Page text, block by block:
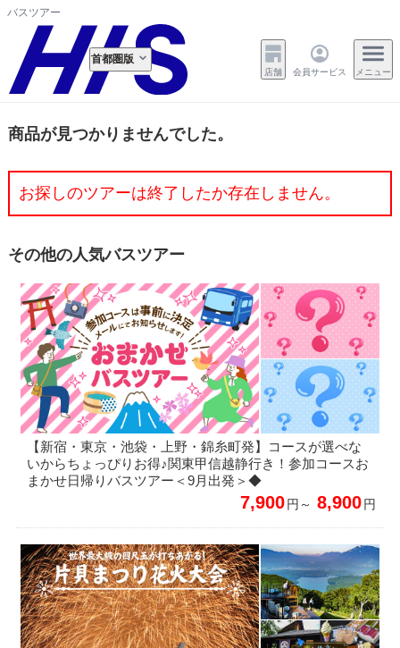
バスツアー
首都圏版
店舗 会員サービス メニュー
商品が見つかりませんでした。
お探しのツアーは終了したか存在しません。
その他の人気バスツアー
【新宿・東京・池袋・上野・錦糸町発】コースが選べな
いからちょっぴりお得♪関東甲信越静行き！参加コースお
まかせ日帰りバスツアー＜9月出発＞◆
7,900円～ 8,900円